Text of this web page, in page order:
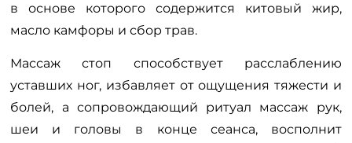
в основе которого содержится китовый жир,
масло камфоры и сбор трав.
Массаж стоп способствует расслаблению
уставших ног, избавляет от ощущения тяжести и
болей, а сопровождающий ритуал массаж рук,
шеи и головы в конце сеанса, восполнит